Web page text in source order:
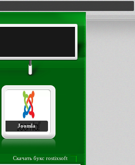
Joomla
Скачать букс rostixsoft